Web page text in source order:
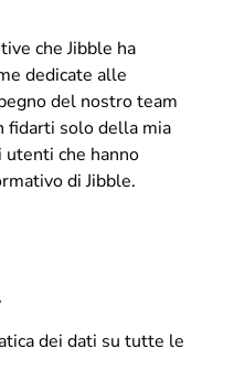
che Jibble ha
dedicate alle
del nostro team
fidarti solo della mia
che hanno
di Jibble.
dei dati su tutte le